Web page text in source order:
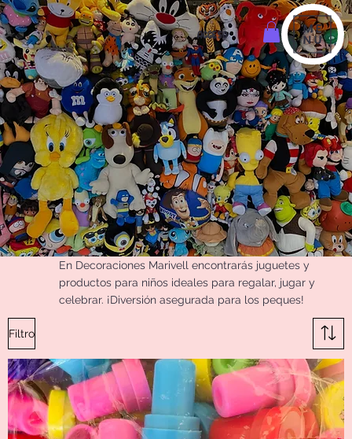
ACCESO
En Decoraciones Marivell encontrarás juguetes y
productos para niños ideales para regalar, jugar y
celebrar. ¡Diversión asegurada para los peques!
Filtro